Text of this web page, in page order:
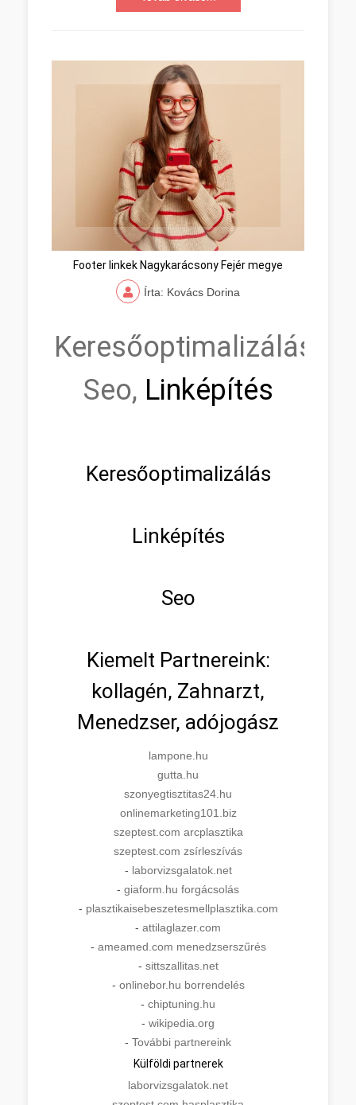
Footer linkek Nagykarácsony Fejér megye
Írta: Kovács Dorina
Keresőoptimalizálás,
Seo, Linképítés
Keresőoptimalizálás
Linképítés
Seo
Kiemelt Partnereink:
kollagén, Zahnarzt,
Menedzser, adójogász
lampone.hu
gutta.hu
szonyegtisztitas24.hu
onlinemarketing101.biz
szeptest.com arcplasztika
szeptest.com zsírleszívás
- laborvizsgalatok.net
- giaform.hu forgácsolás
- plasztikaisebeszetesmellplasztika.com
- attilaglazer.com
- ameamed.com menedzserszűrés
- sittszallitas.net
- onlinebor.hu borrendelés
- chiptuning.hu
- wikipedia.org
- További partnereink
Külföldi partnerek
laborvizsgalatok.net